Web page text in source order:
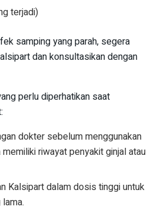
terjadi)
samping yang parah, segera
dan konsultasikan dengan
perlu diperhatikan saat
dokter sebelum menggunakan
riwayat penyakit ginjal atau
Kalsipart dalam dosis tinggi untuk